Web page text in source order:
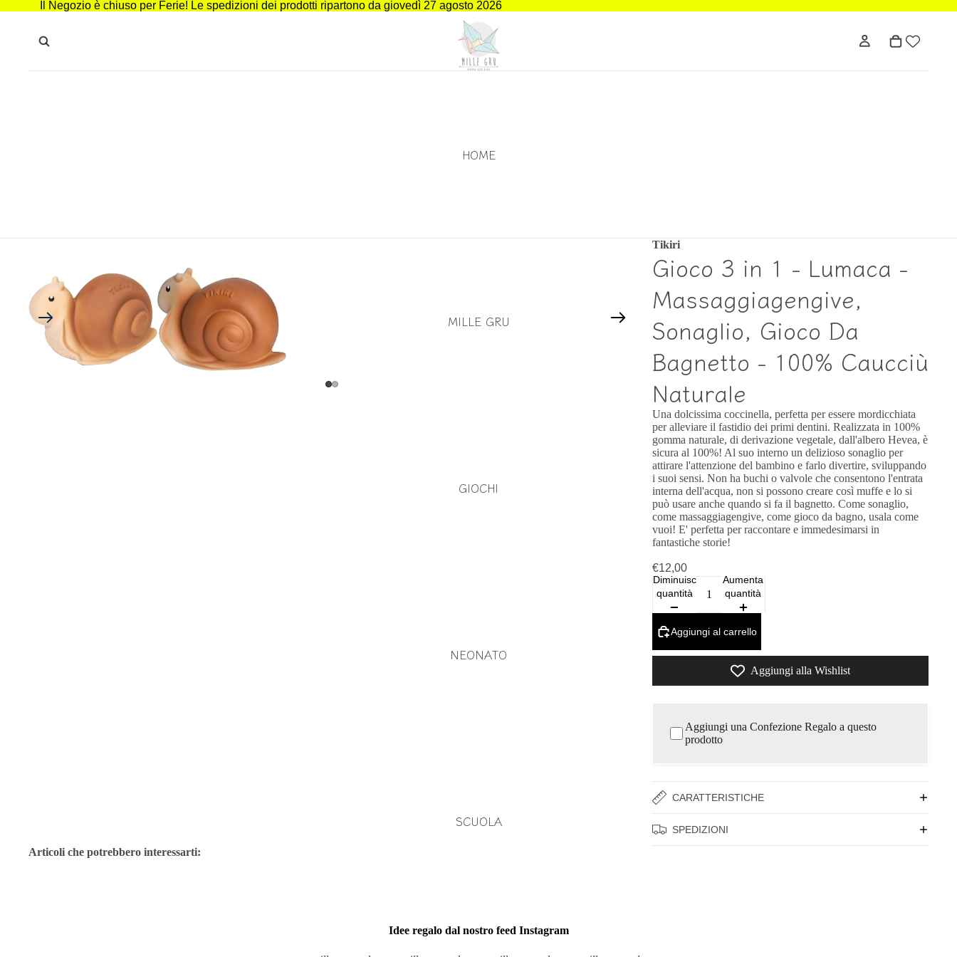
Il Negozio è chiuso per Ferie! Le spedizioni dei prodotti ripartono da giovedì 27 agosto 2026
HOME
MILLE GRU
GIOCHI
NEONATO
SCUOLA
Tikiri
Gioco 3 in 1 - Lumaca -
Massaggiagengive,
Sonaglio, Gioco Da
Bagnetto - 100% Caucciù
Naturale
Una dolcissima coccinella, perfetta per essere mordicchiata
per alleviare il fastidio dei primi dentini. Realizzata in 100%
gomma naturale, di derivazione vegetale, dall'albero Hevea, è
sicura al 100%! Al suo interno un delizioso sonaglio per
attirare l'attenzione del bambino e farlo divertire, sviluppando
i suoi sensi. Non ha buchi o valvole che consentono l'entrata
interna dell'acqua, non si possono creare così muffe e lo si
può usare anche quando si fa il bagnetto. Come sonaglio,
come massaggiagengive, come gioco da bagno, usala come
vuoi! E' perfetta per raccontare e immedesimarsi in
fantastiche storie!
€12,00
Diminuisci
quantità
Aumenta
quantità
Aggiungi al carrello
Aggiungi alla Wishlist
Aggiungi una Confezione Regalo a questo
prodotto
CARATTERISTICHE
SPEDIZIONI
Articoli che potrebbero interessarti:
Idee regalo dal nostro feed Instagram